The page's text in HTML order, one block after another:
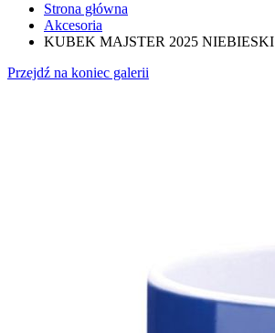
Strona główna
Akcesoria
KUBEK MAJSTER 2025 NIEBIESKI
Przejdź na koniec galerii